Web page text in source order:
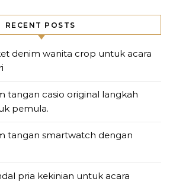
RECENT POSTS
denim wanita crop untuk acara
tangan casio original langkah
pemula.
tangan smartwatch dengan
pria kekinian untuk acara